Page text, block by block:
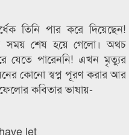
তিনি পার করে দিয়েছেন!
সময় শেষ হয়ে গেলো। অথচ
যেতে পারেননি! এখন মৃত্যুর
কোনো স্বপ্ন পূরণ করার আর
কবিতার ভাষায়-
let